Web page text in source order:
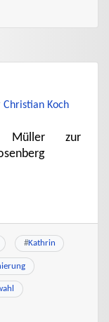
Christian Koch
Müller zur
#Kathrin